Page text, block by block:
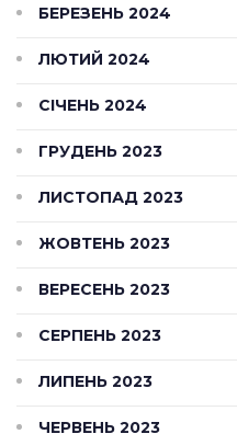
БЕРЕЗЕНЬ 2024
ЛЮТИЙ 2024
СІЧЕНЬ 2024
ГРУДЕНЬ 2023
ЛИСТОПАД 2023
ЖОВТЕНЬ 2023
ВЕРЕСЕНЬ 2023
СЕРПЕНЬ 2023
ЛИПЕНЬ 2023
ЧЕРВЕНЬ 2023